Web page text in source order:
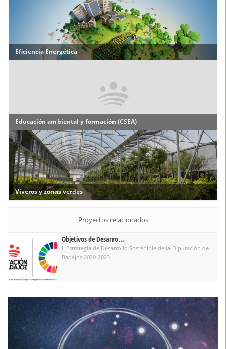
Eficiencia Energética
Educación ambiental y formación (CSEA)
Viveros y zonas verdes
Proyectos relacionados
Objetivos de Desarro...
II Estrategia de Desarrollo Sostenible de la Diputación de
Badajoz 2020-2023